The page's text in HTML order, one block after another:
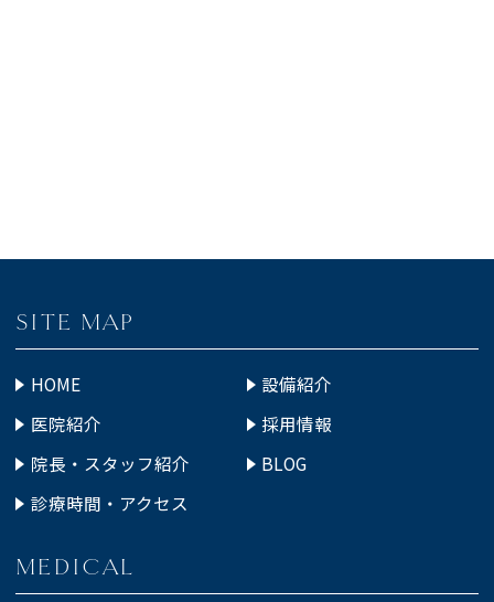
SITE MAP
HOME
医院紹介
院長・スタッフ紹介
診療時間・アクセス
設備紹介
採用情報
BLOG
MEDICAL